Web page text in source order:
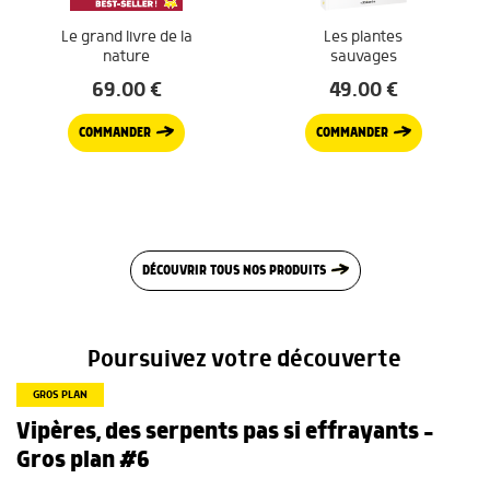
Le grand livre de la
nature
69.00€
COMMANDER
Les plantes
sauvages
49.00€
COMMANDER
DÉCOUVRIR TOUS NOS PRODUITS
Poursuivez votre découverte
GROS PLAN
Vipères, des serpents pas si effrayants –
Gros plan #6